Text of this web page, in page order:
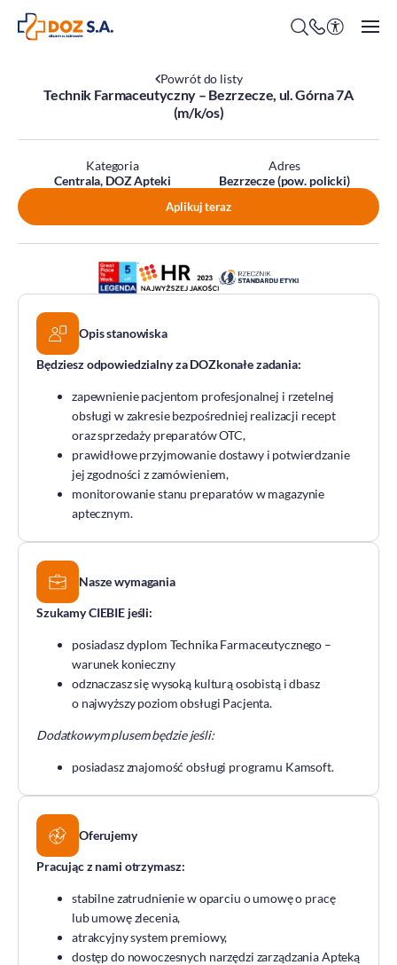
O firmie
Benefity
Praca w Centrali
Staże
Kim jesteśmy?
ESG
Społeczeństwo
Ład korporacyjny
DOZ Fundacja dbam o zdrowie
DOZ Maraton
Standardy Ochrony Małoletnich
Tradycja aptekarstwa
Kodeks Etyki
Działalność wydawnicza i edukacyjna
Do pobrania
Powrót do listy
Technik Farmaceutyczny – Bezrzecze, ul. Górna 7A
(m/k/os)
Kategoria
Centrala, DOZ Apteki
Adres
Bezrzecze (pow. policki)
Aplikuj teraz
Opis stanowiska
Będziesz odpowiedzialny za DOZkonałe zadania:
zapewnienie pacjentom profesjonalnej i rzetelnej
obsługi w zakresie bezpośredniej realizacji recept
oraz sprzedaży preparatów OTC,
prawidłowe przyjmowanie dostawy i potwierdzanie
jej zgodności z zamówieniem,
monitorowanie stanu preparatów w magazynie
aptecznym.
Nasze wymagania
Szukamy CIEBIE jeśli:
posiadasz dyplom Technika Farmaceutycznego –
warunek konieczny
odznaczasz się wysoką kulturą osobistą i dbasz
o najwyższy poziom obsługi Pacjenta.
Dodatkowym plusem będzie jeśli:
posiadasz znajomość obsługi programu Kamsoft.
Oferujemy
Pracując z nami otrzymasz:
stabilne zatrudnienie w oparciu o umowę o pracę
lub umowę zlecenia,
atrakcyjny system premiowy,
dostęp do nowoczesnych narzędzi zarządzania Apteką